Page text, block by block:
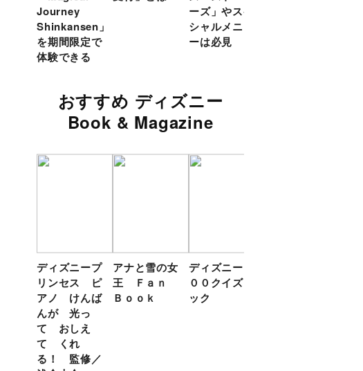
Journey
Shinkansen」
を期間限定で
体験できる
ーズ」やスペ
シャルメニュ
ーは必見
おすすめ ディズニー
Book & Magazine
ディズニープ
リンセス ピ
アノ けんば
んが 光っ
て おしえ
て くれ
る！ 監修／
アナと雪の女
王 Ｆａｎ
Ｂｏｏｋ
ディズニー１
００クイズブ
ック